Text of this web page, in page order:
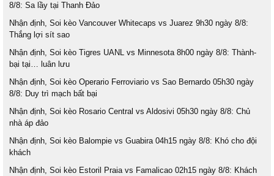
8/8: Sa lầy tại Thanh Đảo
Nhận định, Soi kèo Vancouver Whitecaps vs Juarez 9h30 ngày 8/8:
Thắng lợi sít sao
Nhận định, Soi kèo Tigres UANL vs Minnesota 8h00 ngày 8/8: Thành-
bại tại… luân lưu
Nhận định, Soi kèo Operario Ferroviario vs Sao Bernardo 05h30 ngày
8/8: Duy trì mạch bất bại
Nhận định, Soi kèo Rosario Central vs Aldosivi 05h30 ngày 8/8: Chủ
nhà áp đảo
Nhận định, Soi kèo Balompie vs Guabira 04h15 ngày 8/8: Khó cho đội
khách
Nhận định, Soi kèo Estoril Praia vs Famalicao 02h15 ngày 8/8: Khách